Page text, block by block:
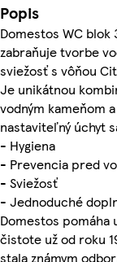
Popis
Domestos WC
zabraňuje tvorbe
sviežosť s vôňou
Je unikátnou
vodným kameňom
nastaviteľný úchyt
- Hygiena
- Prevencia pred
- Sviežosť
- Jednoduché
Domestos
čistote už od roku
stala známym